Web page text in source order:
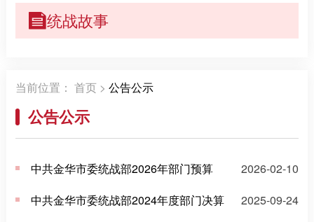
统战故事
公告公示
当前位置： 首页 >公告公示
中共金华市委统战部2026年部门预算
2026-02-10
中共金华市委统战部2024年度部门决算
2025-09-24